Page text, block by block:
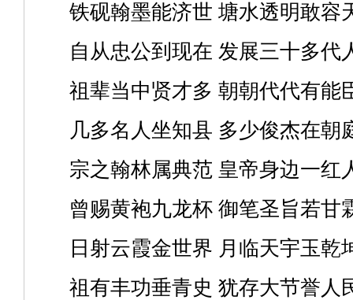
铁砚翰墨能济世 塘水透明敢容
自从忠公到现在 发展三十多代
祖辈当中贤才多 朝朝代代有能
几多名人坐知县 多少俊杰在朝
宗之翰林属典范 皇帝身边一红
曾赐黄袍九龙杯 御笔圣旨若甘
日射云霞金世界 月临天宇玉乾
祖有丰功垂青史 犹存大节誉人